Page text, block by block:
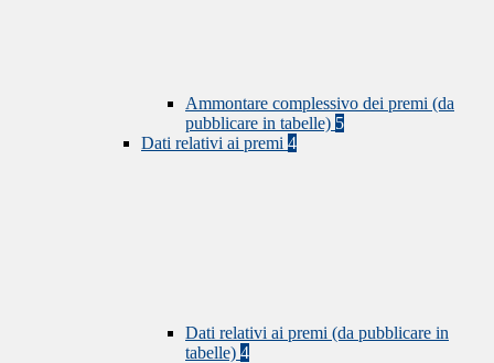
Ammontare complessivo dei premi (da
pubblicare in tabelle) 5
Dati relativi ai premi 4
Dati relativi ai premi (da pubblicare in
tabelle) 4